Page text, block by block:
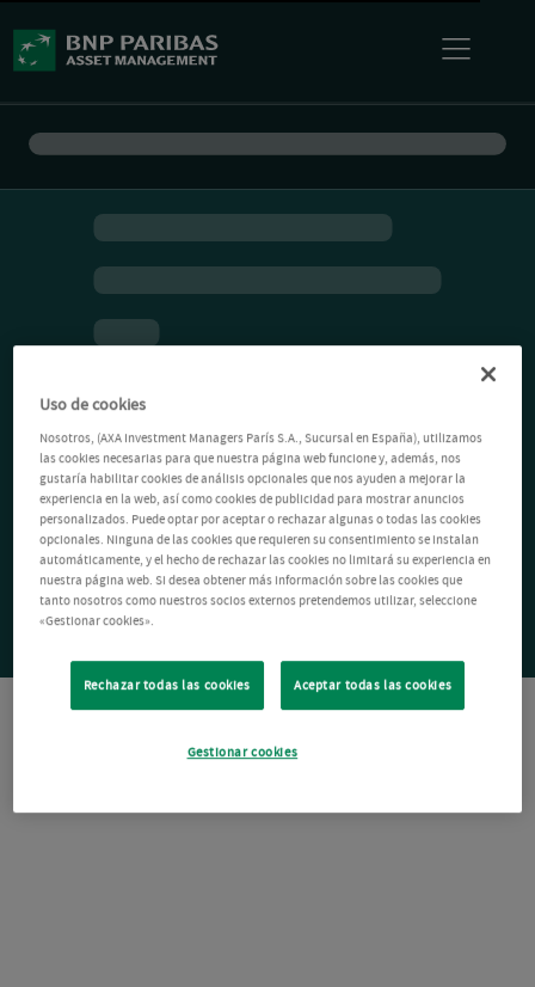
Uso de cookies
Nosotros, (AXA Investment Managers París S.A., Sucursal en España), utilizamos
las cookies necesarias para que nuestra página web funcione y, además, nos
gustaría habilitar cookies de análisis opcionales que nos ayuden a mejorar la
experiencia en la web, así como cookies de publicidad para mostrar anuncios
personalizados. Puede optar por aceptar o rechazar algunas o todas las cookies
opcionales. Ninguna de las cookies que requieren su consentimiento se instalan
automáticamente, y el hecho de rechazar las cookies no limitará su experiencia en
nuestra página web. Si desea obtener más información sobre las cookies que
tanto nosotros como nuestros socios externos pretendemos utilizar, seleccione
«Gestionar cookies».
Rechazar todas las cookies Aceptar todas las cookies
Gestionar cookies